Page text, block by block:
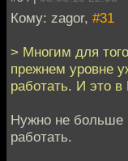
Кому: zagor, #31
> Многим для
прежнем уровне
работать. И это в
Нужно не больше
работать.